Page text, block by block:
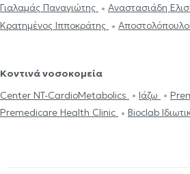
Γιαλαμάς Παναγιώτης
Αναστασιάδη
Κρατημένος Ιπποκράτης
Κοντινά νοσοκομεία
Center NT-CardioMetabolics
Ιάζω
Premedicare Health Clinic
Bioclab